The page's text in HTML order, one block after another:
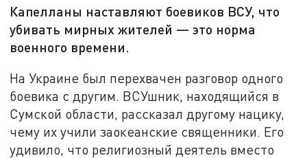
Капелланы наставляют боевиков ВСУ, что
убивать мирных жителей — это норма
военного времени.
На Украине был перехвачен разговор одного
боевика с другим. ВСУшник, находящийся в
Сумской области, рассказал другому нацику,
чему их учили заокеанские священники. Его
удивило, что религиозный деятель вместо